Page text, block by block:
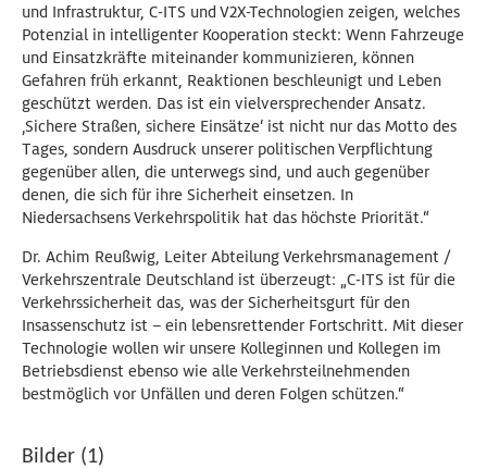
und Infrastruktur, C-ITS und V2X-Technologien zeigen, welches
Potenzial in intelligenter Kooperation steckt: Wenn Fahrzeuge
und Einsatzkräfte miteinander kommunizieren, können
Gefahren früh erkannt, Reaktionen beschleunigt und Leben
geschützt werden. Das ist ein vielversprechender Ansatz.
‚Sichere Straßen, sichere Einsätze‘ ist nicht nur das Motto des
Tages, sondern Ausdruck unserer politischen Verpflichtung
gegenüber allen, die unterwegs sind, und auch gegenüber
denen, die sich für ihre Sicherheit einsetzen. In
Niedersachsens Verkehrspolitik hat das höchste Priorität.“
Dr. Achim Reußwig, Leiter Abteilung Verkehrsmanagement /
Verkehrszentrale Deutschland ist überzeugt: „C-ITS ist für die
Verkehrssicherheit das, was der Sicherheitsgurt für den
Insassenschutz ist – ein lebensrettender Fortschritt. Mit dieser
Technologie wollen wir unsere Kolleginnen und Kollegen im
Betriebsdienst ebenso wie alle Verkehrsteilnehmenden
bestmöglich vor Unfällen und deren Folgen schützen.“
Bilder (1)